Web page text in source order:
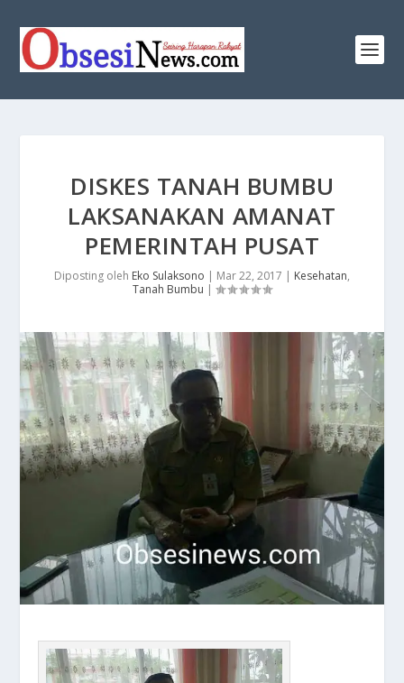
DISKES TANAH BUMBU
LAKSANAKAN AMANAT
PEMERINTAH PUSAT
Diposting oleh Eko Sulaksono | Mar 22, 2017 | Kesehatan,
Tanah Bumbu |